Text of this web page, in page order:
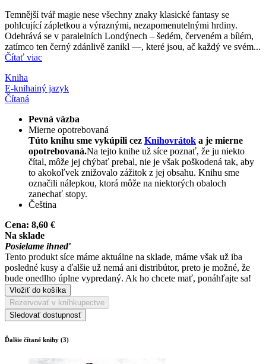
Temnější tvář magie nese všechny znaky klasické fantasy se
pohlcující zápletkou a výraznými, nezapomenutelnými hrdiny.
Odehrává se v paralelních Londýnech – šedém, červeném a bílém,
zatímco ten černý zdánlivě zanikl —, které jsou, ač každý ve svém...
Čítať viac
Kniha
E-knihainý jazyk
Čítaná
Pevná väzba
Mierne opotrebovaná
Túto knihu sme vykúpili cez Knihovrátok a je mierne
opotrebovaná.Na tejto knihe už síce poznať, že ju niekto
čítal, môže jej chýbať prebal, nie je však poškodená tak, aby
to akokoľvek znižovalo zážitok z jej obsahu. Knihu sme
označili nálepkou, ktorá môže na niektorých obaloch
zanechať stopy.
Čeština
Cena: 8,60 €
Na sklade
Posielame ihneď
Tento produkt síce máme aktuálne na sklade, máme však už iba
posledné kusy a ďalšie už nemá ani distribútor, preto je možné, že
bude onedlho úplne vypredaný. Ak ho chcete mať, ponáhľajte sa!
Vložiť do košíka
Rezervovať v kníhkupectve
Sledovať dostupnosť
Ďalšie čítané knihy (3)